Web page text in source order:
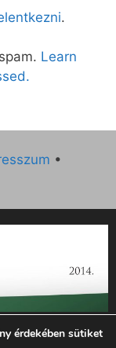
.
Learn
•
működésének
sz. támogatási
érdekében sütiket